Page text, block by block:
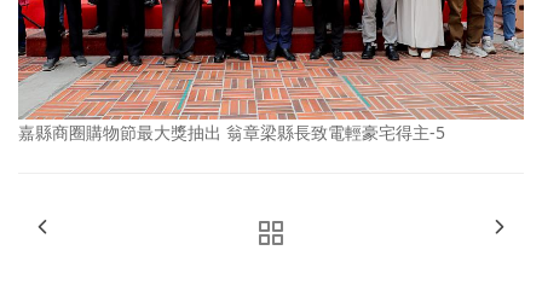
嘉縣商圈購物節最大獎抽出 翁章梁縣長致電輕豪宅得主-5